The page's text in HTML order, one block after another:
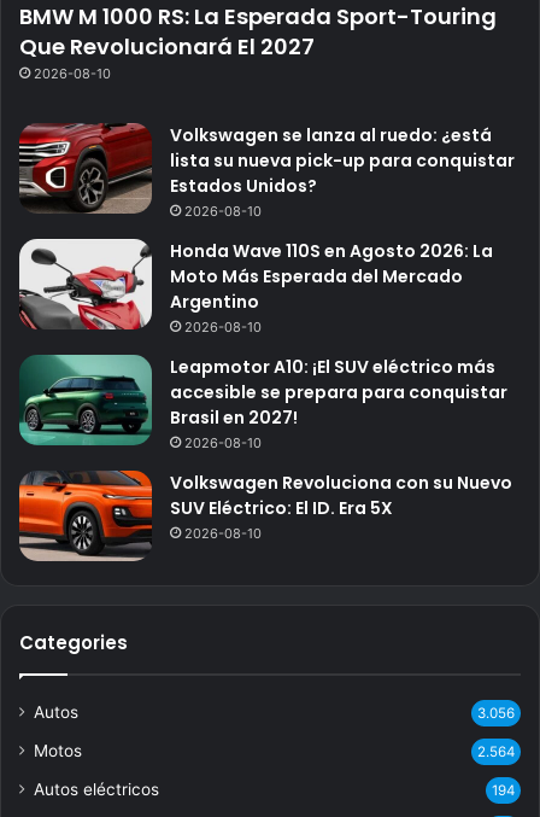
BMW M 1000 RS: La Esperada Sport-Touring
Que Revolucionará El 2027
2026-08-10
Volkswagen se lanza al ruedo: ¿está
lista su nueva pick-up para conquistar
Estados Unidos?
2026-08-10
Honda Wave 110S en Agosto 2026: La
Moto Más Esperada del Mercado
Argentino
2026-08-10
Leapmotor A10: ¡El SUV eléctrico más
accesible se prepara para conquistar
Brasil en 2027!
2026-08-10
Volkswagen Revoluciona con su Nuevo
SUV Eléctrico: El ID. Era 5X
2026-08-10
Categories
Autos 3.056
Motos 2.564
Autos eléctricos 194